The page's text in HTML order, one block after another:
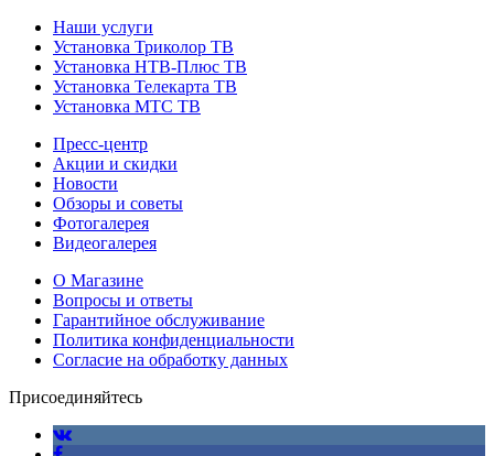
Наши услуги
Установка Триколор ТВ
Установка НТВ-Плюс ТВ
Установка Телекарта ТВ
Установка МТС ТВ
Пресс-центр
Акции и скидки
Новости
Обзоры и советы
Фотогалерея
Видеогалерея
О Магазине
Вопросы и ответы
Гарантийное обслуживание
Политика конфиденциальности
Согласие на обработку данных
Присоединяйтесь